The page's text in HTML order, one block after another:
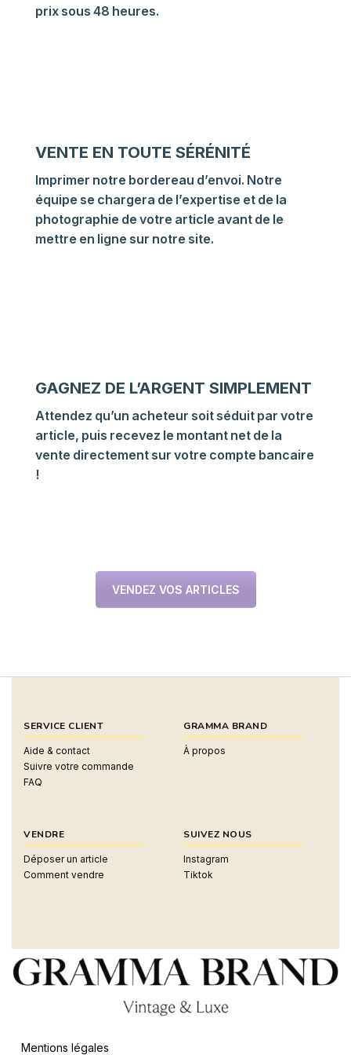
prix sous 48 heures.
VENTE EN TOUTE SÉRÉNITÉ
Imprimer notre bordereau d’envoi. Notre
équipe se chargera de l’expertise et de la
photographie de votre article avant de le
mettre en ligne sur notre site.
GAGNEZ DE L’ARGENT SIMPLEMENT
Attendez qu’un acheteur soit séduit par votre
article, puis recevez le montant net de la
vente directement sur votre compte bancaire
!
VENDEZ VOS ARTICLES
SERVICE CLIENT
Aide & contact
Suivre votre commande
FAQ
GRAMMA BRAND
À propos
VENDRE
Déposer un article
Comment vendre
SUIVEZ NOUS
Instagram
Tiktok
Mentions légales